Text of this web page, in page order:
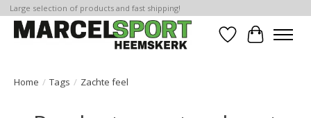
Large selection of products and fast shipping!
Verlanglijst
Home / Tags / Zachte feel